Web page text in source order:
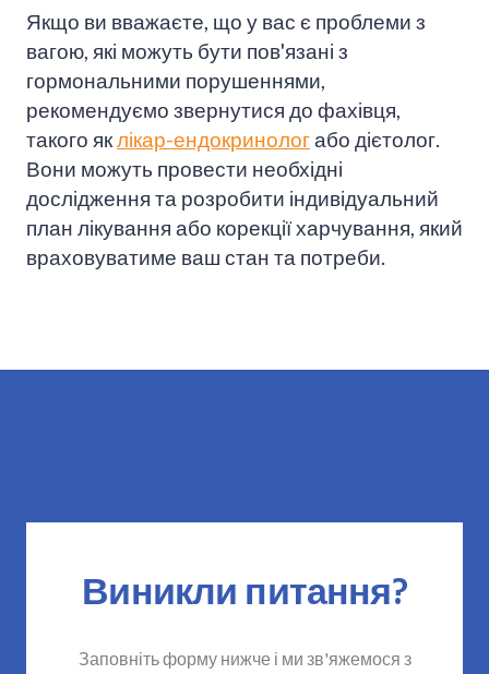
Якщо ви вважаєте, що у вас є проблеми з
вагою, які можуть бути пов'язані з
гормональними порушеннями,
рекомендуємо звернутися до фахівця,
такого яклікар-ендокринологабо дієтолог.
Вони можуть провести необхідні
дослідження та розробити індивідуальний
план лікування або корекції харчування, який
враховуватиме ваш стан та потреби.
Виникли питання?
Заповніть форму нижче і ми зв'яжемося з